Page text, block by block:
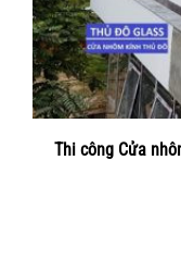
Thi công Cửa